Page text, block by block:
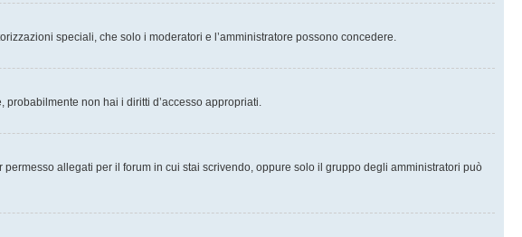
speciali, che solo i moderatori e l’amministratore possono concedere.
non hai i diritti d’accesso appropriati.
allegati per il forum in cui stai scrivendo, oppure solo il gruppo degli amministratori può